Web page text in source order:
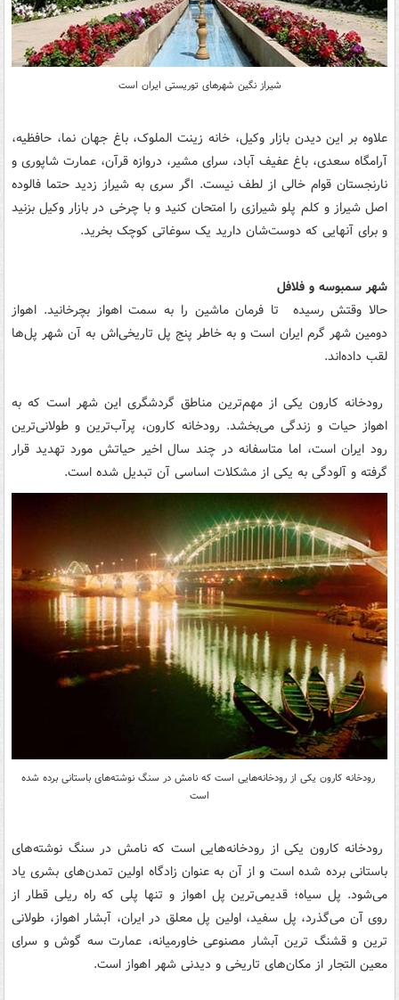
شیراز نگین شهر‌های توریستی ایران است
علاوه بر این دیدن بازار وکیل، خانه زینت الملوک، ‌باغ جهان نما، حافظیه،
آرامگاه سعدی، باغ عفیف آباد، سرای مشیر، ‌دروازه قرآن، عمارت شاپوری و
نارنجستان قوام خالی از لطف نیست. اگر سری به شیراز زدید حتما فالوده
اصل شیراز و کلم پلو شیرازی را امتحان کنید و با چرخی در بازار وکیل بزنید
و برای آنهایی که دوست‌شان دارید یک سوغاتی کوچک بخرید.
شهر سمبوسه و فلافل
حالا وقتش رسیده تا فرمان ماشین را به سمت اهواز بچرخانید. اهواز
دومین شهر گرم ایران است و به خاطر پنج پل تاریخی‌اش به آن شهر پل‌ها
لقب داده‌اند.
رودخانه کارون یکی از مهم‌ترین مناطق گردشگری این شهر است که به
اهواز حیات و زندگی می‌بخشد. رودخانه کارون،‌ پرآب‌ترین و طولانی‌ترین
رود ایران است، اما متاسفانه در چند سال اخیر حیاتش مورد تهدید قرار
گرفته و آلودگی به یکی از مشکلات اساسی آن تبدیل شده است.
رودخانه کارون یکی از رودخانه‌هایی است که نامش در سنگ نوشته‌های باستانی برده شده
است
رودخانه کارون یکی از رودخانه‌هایی است که نامش در سنگ نوشته‌های
باستانی برده شده است و از آن به عنوان زادگاه اولین تمدن‌های بشری یاد
می‌شود. پل سیاه؛ قدیمی‌ترین پل اهواز و تنها پلی که راه ریلی قطار از
روی آن می‌گذرد،‌ پل سفید، اولین پل معلق در ایران، آبشار اهواز، طولانی
ترین و قشنگ ترین آبشار مصنوعی خاورمیانه‌، عمارت سه گوش و سرای
معین التجار از مکان‌های تاریخی و دیدنی شهر اهواز است.